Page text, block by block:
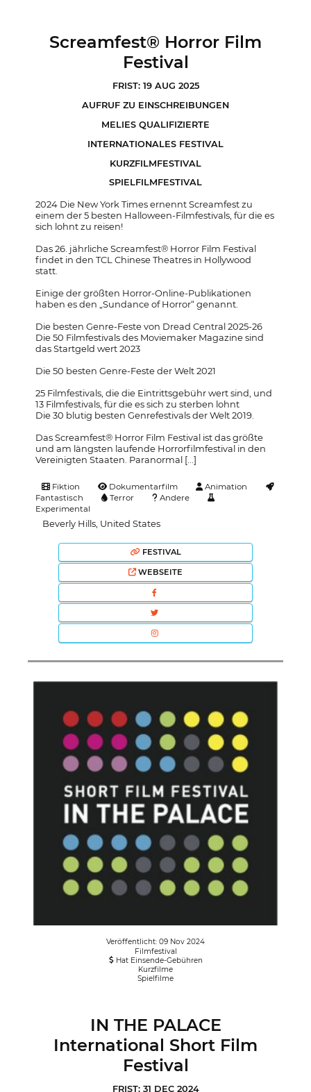
Screamfest® Horror Film
Festival
FRIST: 19 AUG 2025
AUFRUF ZU EINSCHREIBUNGEN
MELIES QUALIFIZIERTE
INTERNATIONALES FESTIVAL
KURZFILMFESTIVAL
SPIELFILMFESTIVAL
2024 Die New York Times ernennt Screamfest zu
einem der 5 besten Halloween-Filmfestivals, für die es
sich lohnt zu reisen!
Das 26. jährliche Screamfest® Horror Film Festival
findet in den TCL Chinese Theatres in Hollywood
statt.
Einige der größten Horror-Online-Publikationen
haben es den „Sundance of Horror“ genannt.
Die besten Genre-Feste von Dread Central 2025-26
Die 50 Filmfestivals des Moviemaker Magazine sind
das Startgeld wert 2023
Die 50 besten Genre-Feste der Welt 2021
25 Filmfestivals, die die Eintrittsgebühr wert sind, und
13 Filmfestivals, für die es sich zu sterben lohnt
Die 30 blutig besten Genrefestivals der Welt 2019.
Das Screamfest® Horror Film Festival ist das größte
und am längsten laufende Horrorfilmfestival in den
Vereinigten Staaten. Paranormal [...]
Fiktion Dokumentarfilm
Animation
Fantastisch
Terror
Andere
Experimental
Beverly Hills, United States
FESTIVAL
WEBSEITE
Veröffentlicht: 09 Nov 2024
Filmfestival
Hat Einsende-Gebühren
Kurzfilme
Spielfilme
IN THE PALACE
International Short Film
Festival
FRIST: 31 DEC 2024